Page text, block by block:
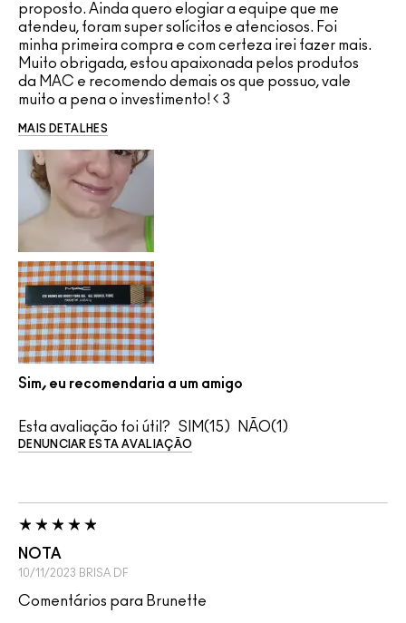
proposto. Ainda quero elogiar a equipe que me
atendeu, foram super solícitos e atenciosos. Foi
minha primeira compra e com certeza irei fazer mais.
Muito obrigada, estou apaixonada pelos produtos
da MAC e recomendo demais os que possuo, vale
muito a pena o investimento! < 3
MAIS DETALHES
Sim, eu recomendaria a um amigo
Esta avaliação foi útil? 15 1
DENUNCIAR ESTA AVALIAÇÃO
NOTA
10/11/2023 BRISA DF
Comentários para Brunette